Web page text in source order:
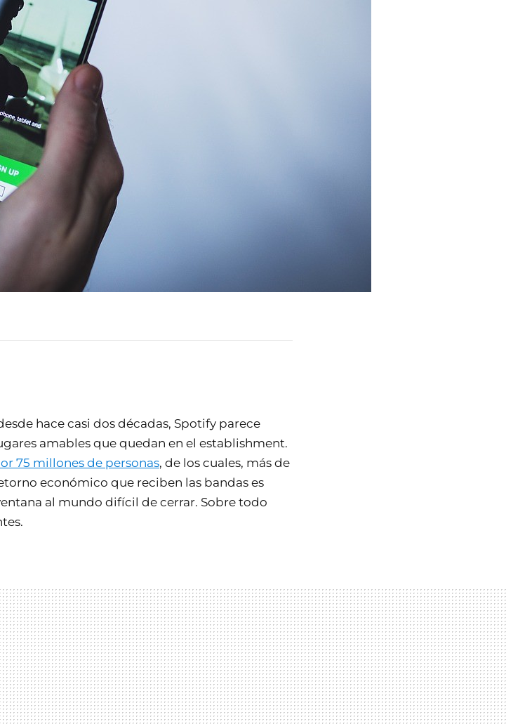
hace casi dos décadas, Spotify parece
amables que quedan en el establishment.
75 millones de personas, de los cuales, más de
económico que reciben las bandas es
al mundo difícil de cerrar. Sobre todo